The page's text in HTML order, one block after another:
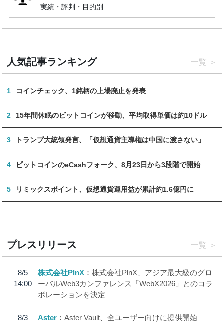
実績・評判・目的別
人気記事ランキング 一覧
1 コインチェック、1銘柄の上場廃止を発表
2 15年間休眠のビットコインが移動、平均取得単価は約10ドル
3 トランプ大統領発言、「仮想通貨主導権は中国に渡さない」
4 ビットコインのeCashフォーク、8月23日から3段階で開始
5 リミックスポイント、仮想通貨運用益が累計約1.6億円に
プレスリリース 一覧
8/5
14:00
株式会社PlnX
株式会社PlnX、アジア最大級のグロ
ーバルWeb3カンファレンス「WebX2026」とのコラ
ボレーションを決定
8/3
Aster Aster Vault、全ユーザー向けに提供開始